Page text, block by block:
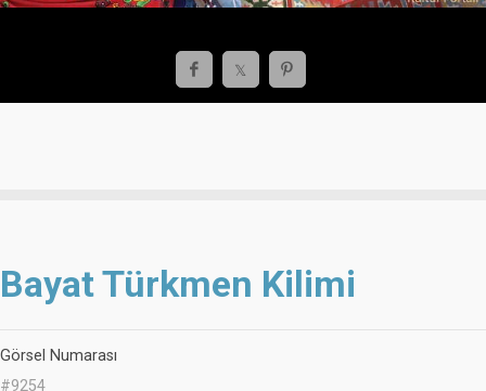
Bayat Türkmen Kilimi
Görsel Numarası
#9254